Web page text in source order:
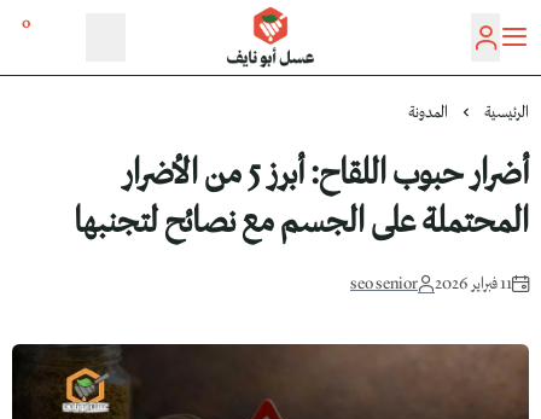
عسل أبو نايف
0
الرئيسية المدونة
أضرار حبوب اللقاح: أبرز 5 من الأضرار
المحتملة على الجسم مع نصائح لتجنبها
11 فبراير 2026 seo senior